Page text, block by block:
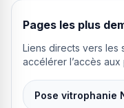
Pages les plus
Liens directs vers les
accélérer l’accès
Pose vitrophanie